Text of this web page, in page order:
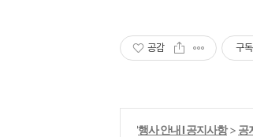
공감 구
'행사 안내 Ι 공지사항> 공